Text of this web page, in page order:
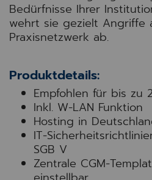
Bedürfnisse Ihrer
wehrt sie gezielt Angriffe
Praxisnetzwerk ab.
Produktdetails:
Empfohlen für bis zu
Inkl. W-LAN Funktion
Hosting in
IT-
SGB V
Zentrale CGM-